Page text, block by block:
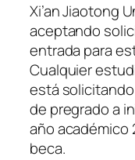
Xi’an Jiaotong
aceptando
entrada para
Cualquier
está
de pregrado a
año académico
beca.